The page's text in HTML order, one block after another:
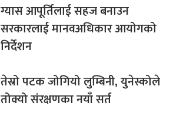
ग्यास आपूर्तिलाई सहज बनाउन
सरकारलाई मानवअधिकार आयोगको
निर्देशन
तेस्रो पटक जोगियो लुम्बिनी, युनेस्कोले
तोक्यो संरक्षणका नयाँ सर्त